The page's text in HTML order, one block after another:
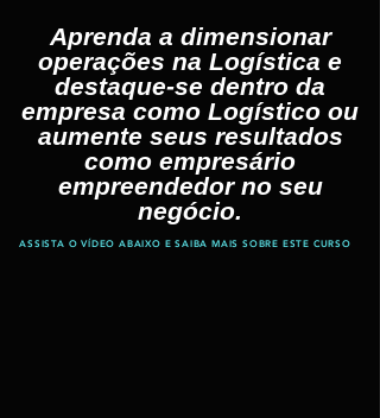
Aprenda a dimensionar
operações na Logística e
destaque-se dentro da
empresa como Logístico ou
aumente seus resultados
como empresário
empreendedor no seu
negócio.
ASSISTA O VÍDEO ABAIXO E SAIBA MAIS SOBRE ESTE CURSO